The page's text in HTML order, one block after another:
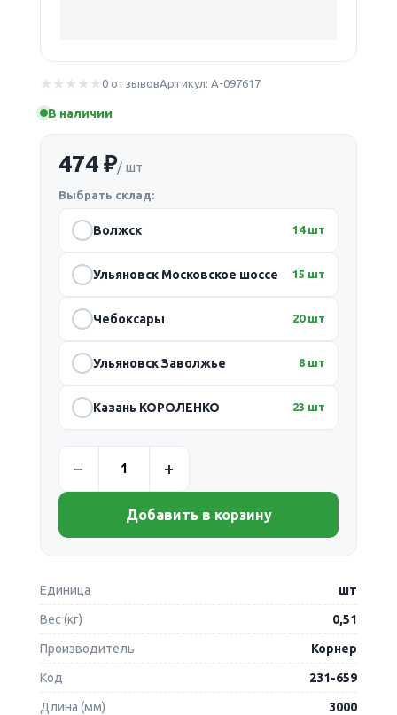
0 отзывовАртикул: А-097617
В наличии
474 ₽/ шт
Выбрать склад:
Волжск 14 шт
Ульяновск Московское шоссе 15 шт
Чебоксары 20 шт
Ульяновск Заволжье 8 шт
Казань КОРОЛЕНКО 23 шт
Добавить в корзину
Единица шт
Вес (кг) 0,51
Производитель Корнер
Код 231-659
Длина (мм) 3000